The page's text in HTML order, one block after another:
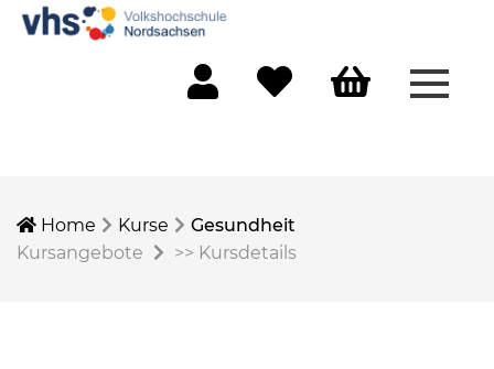
Home Kurse
Gesundheit
Kursangebote
>> Kursdetails